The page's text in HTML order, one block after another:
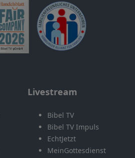
Livestream
Bibel TV
Bibel TV Impuls
EchtJetzt
MeinGottesdienst